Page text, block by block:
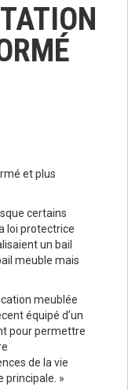
et plus
certains
loi protectrice
un bail
meuble mais
meublée
équipé d’un
pour permettre
de la vie
principale. »